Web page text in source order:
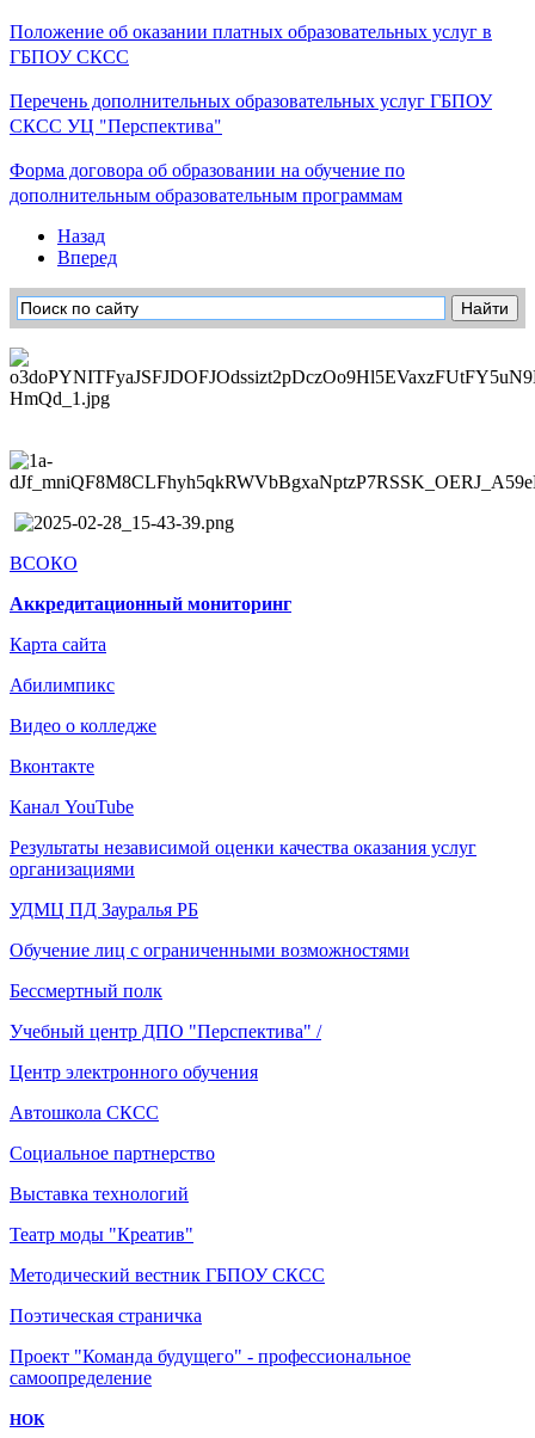
Положение об оказании платных образовательных услуг в
ГБПОУ СКСС
Перечень дополнительных образовательных услуг ГБПОУ
СКСС УЦ "Перспектива"
Форма договора об образовании на обучение по
дополнительным образовательным программам
Назад
Вперед
ВСОКО
Аккредитационный мониторинг
Карта сайта
Абилимпикс
Видео о колледже
Вконтакте
Канал YouTube
Результаты независимой оценки качества оказания услуг
организациями
УДМЦ ПД Зауралья РБ
Обучение лиц с ограниченными возможностями
Бессмертный полк
Учебный центр ДПО "Перспектива" /
Центр электронного обучения
Автошкола СКСС
Социальное партнерство
Выставка технологий
Театр моды "Креатив"
Методический вестник ГБПОУ СКСС
Поэтическая страничка
Проект "Команда будущего" - профессиональное
самоопределение
НОК